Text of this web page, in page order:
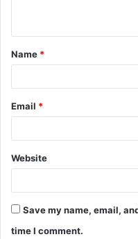
t
*
Name *
Email *
Website
Save my name, email,
time I comment.